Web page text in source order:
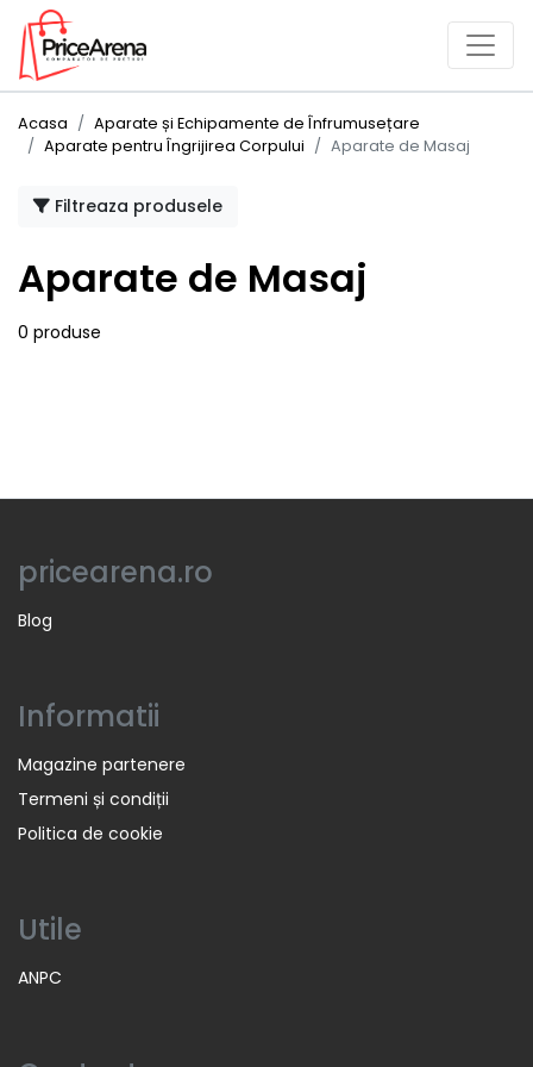
Acasa
Aparate și Echipamente de Înfrumusețare
Aparate pentru Îngrijirea Corpului
Aparate de Masaj
Filtreaza produsele
Aparate de Masaj
0 produse
pricearena.ro
Blog
Informatii
Magazine partenere
Termeni și condiții
Politica de cookie
Utile
ANPC